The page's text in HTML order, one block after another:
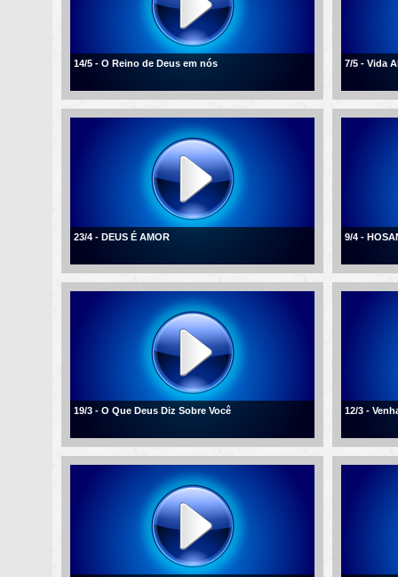
14/5 - O Reino de Deus em nós 7/5 - Vida
23/4 - DEUS É AMOR 9/4 -
19/3 - O Que Deus Diz Sobre Você 12/3 -